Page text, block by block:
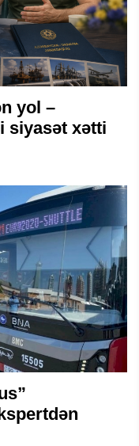
yol –
siyasət xətti